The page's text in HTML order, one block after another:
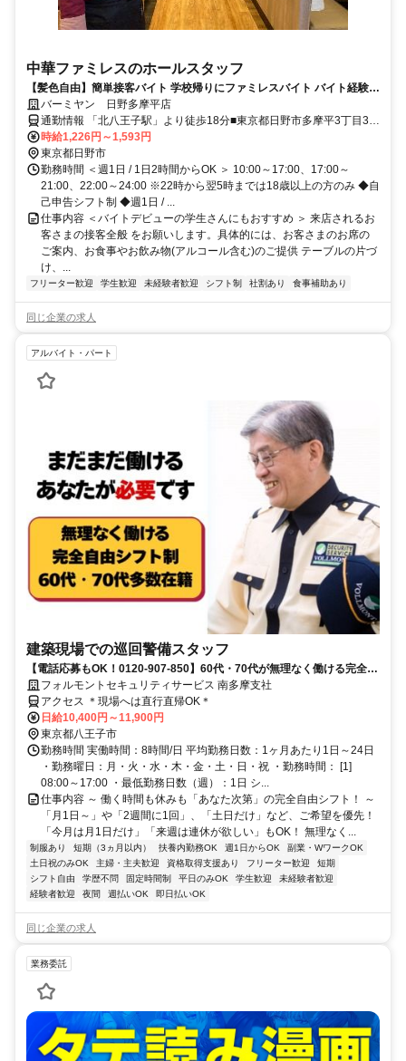
中華ファミレスのホールスタッフ
【髪色自由】簡単接客バイト 学校帰りにファミレスバイト バイト経験が
ない方も大歓迎 曜日や時間の希望も相談OK!! テスト時期などももちろ
ん考慮します!!
バーミヤン 日野多摩平店
通勤情報 「北八王子駅」より徒歩18分■東京都日野市多摩平3丁目30-
4
時給1,226円～1,593円
東京都日野市
勤務時間 ＜週1日 / 1日2時間からOK ＞ 10:00～17:00、17:00～
21:00、22:00～24:00 ※22時から翌5時までは18歳以上の方のみ ◆自
己申告シフト制 ◆週1日 / ...
仕事内容 ＜バイトデビューの学生さんにもおすすめ ＞ 来店されるお
客さまの接客全般 をお願いします。具体的には、お客さまのお席の
ご案内、お食事やお飲み物(アルコール含む)のご提供 テーブルの片づ
け、...
フリーター歓迎 学生歓迎 未経験者歓迎 シフト制 社割あり 食事補助あり
同じ企業の求人
アルバイト・パート
建築現場での巡回警備スタッフ
【電話応募もOK！0120-907-850】60代・70代が無理なく働ける完全自
由シフト♪日払いOK♪
フォルモントセキュリティサービス 南多摩支社
アクセス ＊現場へは直行直帰OK＊
日給10,400円～11,900円
東京都八王子市
勤務時間 実働時間：8時間/日 平均勤務日数：1ヶ月あたり1日～24日
・勤務曜日：月・火・水・木・金・土・日・祝 ・勤務時間： [1]
08:00～17:00 ・最低勤務日数（週）：1日 シ...
仕事内容 ～ 働く時間も休みも「あなた次第」の完全自由シフト！ ～
「月1日～」や「2週間に1回」、「土日だけ」など、ご希望を優先！
「今月は月1日だけ」「来週は連休が欲しい」もOK！ 無理なく...
制服あり 短期（3ヵ月以内） 扶養内勤務OK 週1日からOK
副業・WワークOK
土日祝のみOK
主婦・主夫歓迎 資格取得支援あり フリーター歓迎
短期
シフト自由
学歴不問 固定時間制 平日のみOK 学生歓迎
未経験者歓迎
経験者歓迎
夜間 週払いOK 即日払いOK
同じ企業の求人
業務委託